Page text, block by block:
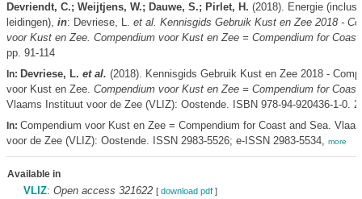
Devriendt, C.; Weijtjens, W.; Dauwe, S.; Pirlet, H. (2018). Energie
leidingen), in: Devriese, L. et al. Kennisgids Gebruik Kust en Zee 2018 -
voor Kust en Zee. Compendium voor Kust en Zee = Compendium for Coast
pp. 91-114
In: Devriese, L. et al. (2018). Kennisgids Gebruik Kust en Zee 2018 -
voor Kust en Zee. Compendium voor Kust en Zee = Compendium for Coast
Vlaams Instituut voor de Zee (VLIZ): Oostende. ISBN 978-94-920436-1-0.
In: Compendium voor Kust en Zee = Compendium for Coast and Sea.
voor de Zee (VLIZ): Oostende. ISSN 2983-5526; e-ISSN 2983-5534, more
Available in
VLIZ: Open access 321622 [ download pdf]